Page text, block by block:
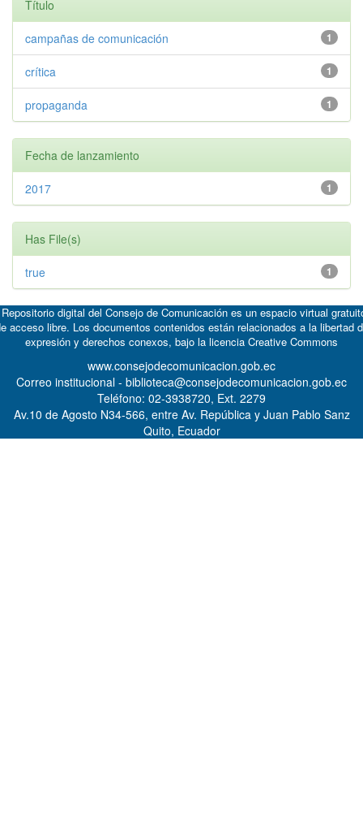
Título
1
campañas de comunicación
1
crítica
1
propaganda
Fecha de lanzamiento
1
2017
Has File(s)
1
true
digital del Consejo de Comunicación es un espacio virtual
acceso libre. Los documentos contenidos están relacionados a la libertad
expresión y derechos conexos, bajo la licencia Creative Commons
www.consejodecomunicacion.gob.ec
Correo institucional - biblioteca@consejodecomunicacion.gob.ec
Teléfono: 02-3938720, Ext. 2279
Av.10 de Agosto N34-566, entre Av. República y Juan Pablo Sanz
Quito, Ecuador